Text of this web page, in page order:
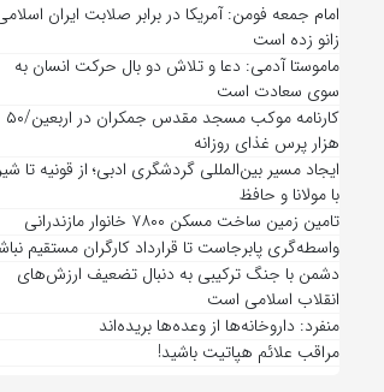
امام جمعه فومن: آمریکا در برابر صلابت ایران
زانو زده است
ماموستا آدمی: دعا و تلاش دو بال حرکت انسان به
سوی سعادت است
کارنامه موکب مسجد مقدس جمکران در اربعین/۵۰
هزار پرس غذای روزانه
ایجاد مسیر بین‌المللی گردشگری ادبی؛ از قونیه تا
با مولانا و حافظ
تامین زمین ساخت مسکن ۷۸۰۰ خانوار مازندرانی
واسطه‌گری پابرجاست تا قرارداد کارگران مستقیم
دشمن با جنگ ترکیبی به دنبال تضعیف ارزش‌های
انقلاب اسلامی است
منفرد: داروخانه‌ها از وعده‌ها بریده‌اند
مراقب علائم هپاتیت باشید!